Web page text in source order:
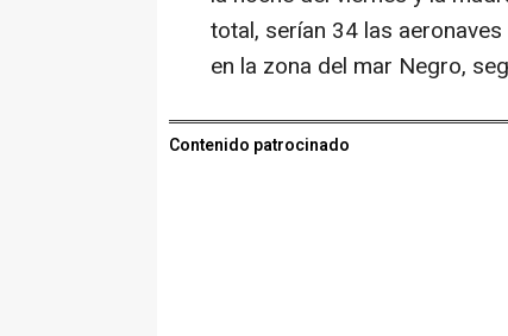
total, serían 34 las
en la zona del mar Negro,
Contenido patrocinado